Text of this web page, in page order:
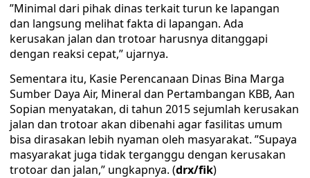
”Minimal dari pihak dinas terkait turun ke lapangan
dan langsung melihat fakta di lapangan. Ada
kerusakan jalan dan trotoar harusnya ditanggapi
dengan reaksi cepat,” ujarnya.
Sementara itu, Kasie Perencanaan Dinas Bina Marga
Sumber Daya Air, Mineral dan Pertambangan KBB, Aan
Sopian menyatakan, di tahun 2015 sejumlah kerusakan
jalan dan trotoar akan dibenahi agar fasilitas umum
bisa dirasakan lebih nyaman oleh masyarakat. ”Supaya
masyarakat juga tidak terganggu dengan kerusakan
trotoar dan jalan,” ungkapnya. (drx/fik)